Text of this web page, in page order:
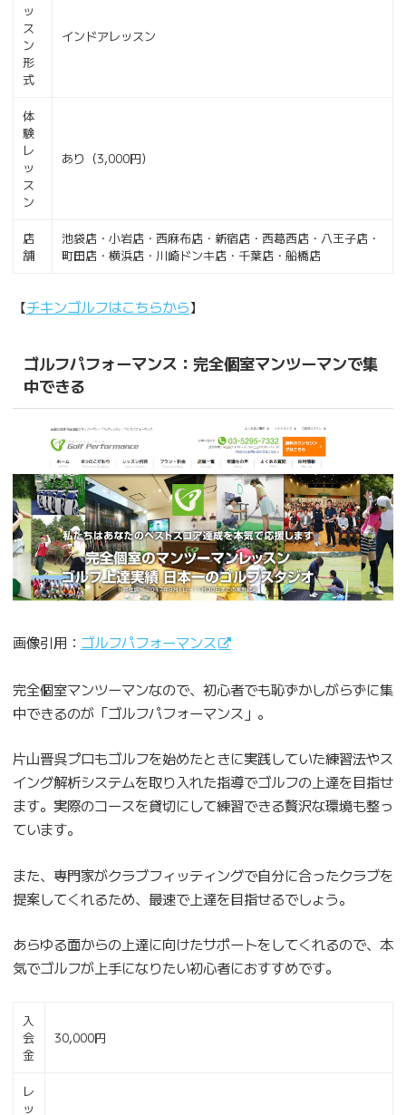
ッ
ス
ン
形
式
インドアレッスン
体
験
レ
ッ
ス
ン
あり（3,000円）
店
舗
池袋店・小岩店・西麻布店・新宿店・西葛西店・八王子店・
町田店・横浜店・川崎ドンキ店・千葉店・船橋店
【チキンゴルフはこちらから】
ゴルフパフォーマンス：完全個室マンツーマンで集
中できる
画像引用： ゴルフパフォーマンス
完全個室マンツーマンなので、初心者でも恥ずかしがらずに集
中できるのが「ゴルフパフォーマンス」。
片山晋呉プロもゴルフを始めたときに実践していた練習法やス
イング解析システムを取り入れた指導でゴルフの上達を目指せ
ます。実際のコースを貸切にして練習できる贅沢な環境も整っ
ています。
また、専門家がクラブフィッティングで自分に合ったクラブを
提案してくれるため、最速で上達を目指せるでしょう。
あらゆる面からの上達に向けたサポートをしてくれるので、本
気でゴルフが上手になりたい初心者におすすめです。
入
会
金
30,000円
レ
ッ